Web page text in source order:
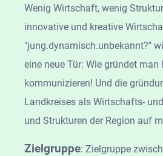
Wenig Wirtschaft, wenig
innovative und kreative
"jung.dynamisch.unbekannt?"
eine neue Tür: Wie gründet
kommunizieren! Und die
Landkreises als Wirtschafts-
und Strukturen der Region auf
Zielgruppe: Zielgruppe